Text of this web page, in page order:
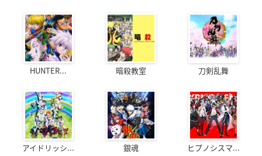
HUNTER... 暗殺教室 刀剣乱舞
アイドリッシ... 銀魂 ヒプノシスマ...